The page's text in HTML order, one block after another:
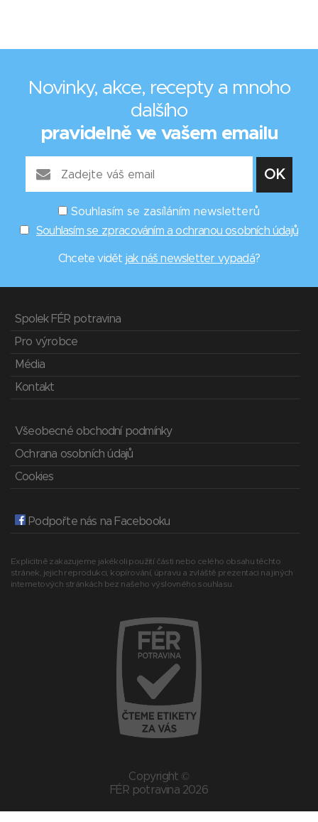
Novinky, akce, recepty a mnoho
dalšího
pravidelně ve vašem emailu
Souhlasím se zasíláním newsletterů
Souhlasím se zpracováním a ochranou osobních údajů
Chcete vidět jak náš newsletter vypadá?
Spolek FÉR potravina
Pro výrobce
Média
Kontakt
Všeobecné obchodní podmínky
Ochrana osobních údajů
Cookies
Podpořte nás na Facebooku
Explicitně zakazujeme jakékoli použití části nebo celého obsahu těchto
stránek, jejich reprodukci, kopírování, úpravu a zvláště prezentaci na jiných
internetových stránkách bez našeho výslovného souhlasu.
Copyright ©
FÉR potravina 2026